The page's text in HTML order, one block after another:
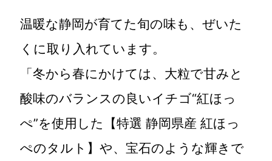
温暖な静岡が育てた旬の味も、ぜいた
くに取り入れています。
「冬から春にかけては、大粒で甘みと
酸味のバランスの良いイチゴ“紅ほっ
ぺ”を使用した【特選 静岡県産 紅ほっ
ぺのタルト】や、宝石のような輝きで